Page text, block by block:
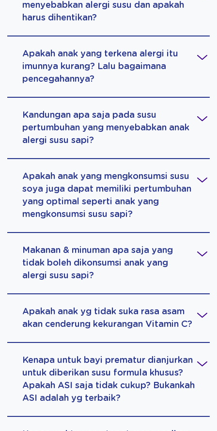
menyebabkan alergi susu dan apakah
harus dihentikan?
Apakah anak yang terkena alergi itu
imunnya kurang? Lalu bagaimana
pencegahannya?
Kandungan apa saja pada susu
pertumbuhan yang menyebabkan anak
alergi susu sapi?
Apakah anak yang mengkonsumsi susu
soya juga dapat memiliki pertumbuhan
yang optimal seperti anak yang
mengkonsumsi susu sapi?
Makanan & minuman apa saja yang
tidak boleh dikonsumsi anak yang
alergi susu sapi?
Apakah anak yg tidak suka rasa asam
akan cenderung kekurangan Vitamin C?
Kenapa untuk bayi prematur dianjurkan
untuk diberikan susu formula khusus?
Apakah ASI saja tidak cukup? Bukankah
ASI adalah yg terbaik?